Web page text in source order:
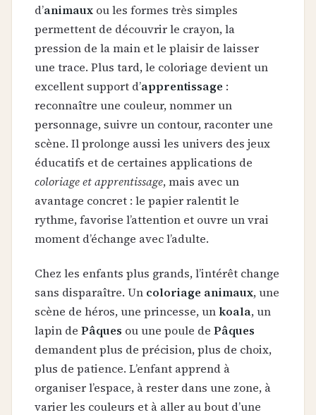
d’animaux ou les formes très simples
permettent de découvrir le crayon, la
pression de la main et le plaisir de laisser
une trace. Plus tard, le coloriage devient un
excellent support d’apprentissage :
reconnaître une couleur, nommer un
personnage, suivre un contour, raconter une
scène. Il prolonge aussi les univers des jeux
éducatifs et de certaines applications de
coloriage et apprentissage, mais avec un
avantage concret : le papier ralentit le
rythme, favorise l’attention et ouvre un vrai
moment d’échange avec l’adulte.
Chez les enfants plus grands, l’intérêt change
sans disparaître. Un coloriage animaux, une
scène de héros, une princesse, unkoala, un
lapin de Pâques ou une poule de Pâques
demandent plus de précision, plus de choix,
plus de patience. L’enfant apprend à
organiser l’espace, à rester dans une zone, à
varier les couleurs et à aller au bout d’une